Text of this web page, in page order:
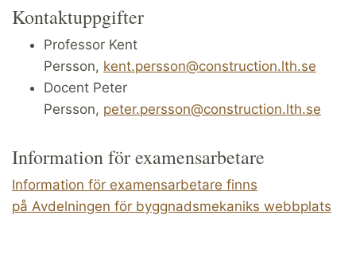
Kontaktuppgifter
Professor Kent
Persson, kent.persson@construction.lth.se
Docent Peter
Persson, peter.persson@construction.lth.se
Information för examensarbetare
Information för examensarbetare finns
på Avdelningen för byggnadsmekaniks webbplats